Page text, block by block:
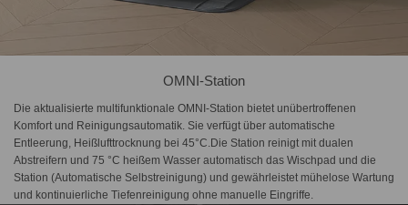
OMNI-Station
Die aktualisierte multifunktionale OMNI-Station bietet unübertroffenen
Komfort und Reinigungsautomatik. Sie verfügt über automatische
Entleerung, Heißlufttrocknung bei 45°C.Die Station reinigt mit dualen
Abstreifern und 75 °C heißem Wasser automatisch das Wischpad und die
Station (Automatische Selbstreinigung) und gewährleistet mühelose Wartung
und kontinuierliche Tiefenreinigung ohne manuelle Eingriffe.